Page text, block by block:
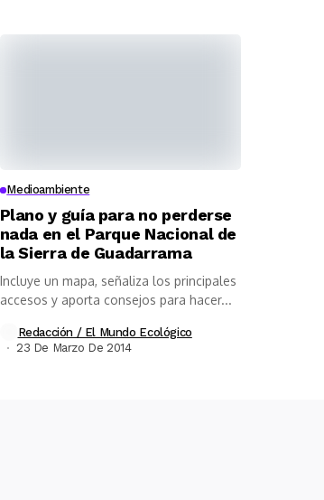
Medioambiente
Plano y guía para no perderse
nada en el Parque Nacional de
la Sierra de Guadarrama
Incluye un mapa, señaliza los principales
accesos y aporta consejos para hacer...
Redacción / El Mundo Ecológico
23 De Marzo De 2014